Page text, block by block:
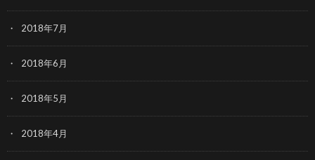
2018年7月
2018年6月
2018年5月
2018年4月